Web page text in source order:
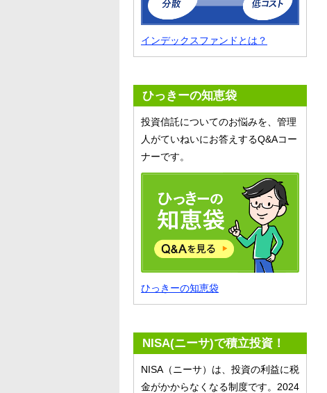
インデックスファンドとは？
ひっきーの知恵袋
投資信託についてのお悩みを、管理
人がていねいにお答えするQ&Aコー
ナーです。
ひっきーの知恵袋
NISA(ニーサ)で積立投資！
NISA（ニーサ）は、投資の利益に税
金がかからなくなる制度です。2024